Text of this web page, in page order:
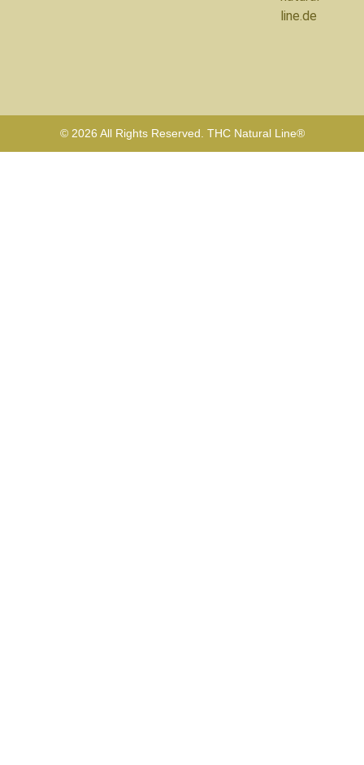
line.de
© 2026 All Rights Reserved. THC Natural Line®